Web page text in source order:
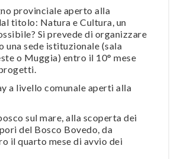
provinciale aperto alla
titolo: Natura e Cultura, un
Si prevede di organizzare
una sede istituzionale (sala
o Muggia) entro il 10° mese
a livello comunale aperti alla
sul mare, alla scoperta dei
del Bosco Bovedo, da
il quarto mese di avvio dei